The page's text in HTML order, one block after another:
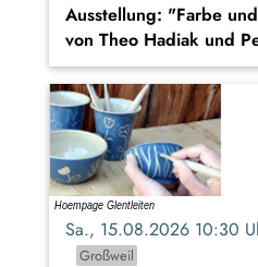
Ausstellung: "Farbe
von Theo Hadiak und
Sa., 15.08.2026 10:30
Großweil